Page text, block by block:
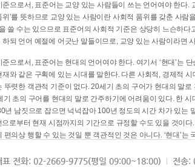
준으로서, 표준어는 교양 있는 사람들이 쓰는 언어여야 한다.
위’를 뜻하므로 교양 있는 사람이란 사회적 품위를 갖춘 사람
쓸 수는 있으므로 표준어의 사회적 기준은 상당히 느슨하다
하되 언어 예절에 어긋난 말들이므로, 교양 있는 사람이라면
준으로서, 표준어는 현대의 언어여야 한다. 여기서 ‘현대’는
재와 같은 구획에 있는 시대를 말한다. 다른 사회적, 경제적
뚜렷한 객관적 기준이 없다. 20세기 초의 구어가 현대의 말
기 초의 구어를 현대의 말로 간주하기에 어려움이 있다. 한
년 남짓으로 잡으면 넉넉잡아 100년 정도의 시간 차가 있는
로부터 현재 시점까지의 기간으로 규정할 수도 있을 것이다
편의상 행할 수 있는 것일 뿐 객관적인 것은 아니다. ‘현대’
준으로서, 표준어는 서울말이어야 한다. 이는 표준어의 공용
표 전화: 02-2669-9775(평일 09:00~18:00) 전송: